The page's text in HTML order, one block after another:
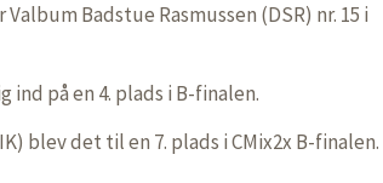
Badstue Rasmussen (DSR) nr. 15 i
ind på en 4. plads i B-finalen.
blev det til en 7. plads i CMix2x B-finalen.